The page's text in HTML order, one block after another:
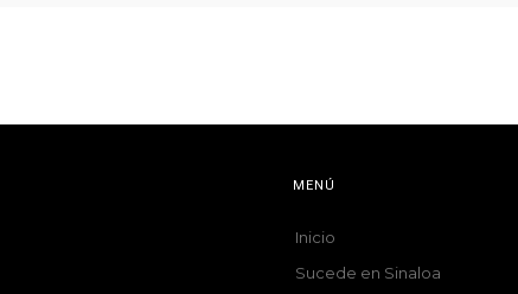
MENÚ
Inicio
Sucede en Sinaloa